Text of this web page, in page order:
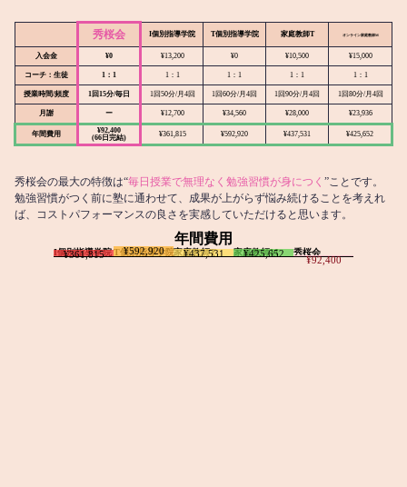
秀桜会 I個別指導学院 T個別指導学院 家庭教師T オンライン家庭教師M
入会金 ¥0 ¥13,200 ¥0 ¥10,500 ¥15,000
コーチ：生徒 1：1 1：1 1：1 1：1 1：1
授業時間/頻度 1回15分/毎日 1回50分/月4回 1回60分/月4回 1回90分/月4回 1回80分/月4回
月謝 ー ¥12,700 ¥34,560 ¥28,000 ¥23,936
年間費用
¥92,400
(66日完結)
¥361,815 ¥592,920 ¥437,531 ¥425,652
秀桜会の最大の特徴は“毎日授業で無理なく勉強習慣が身につく ”ことです。
勉強習慣がつく前に塾に通わせて、成果が上がらず悩み続けることを考えれ
ば、コストパフォーマンスの良さを実感していただけると思います。
年間費用
I個別指導学院
¥361,815 T個別指導学院
¥592,920 家庭教師T
¥437,531 家庭教師M
¥425,652 秀桜会
¥92,400